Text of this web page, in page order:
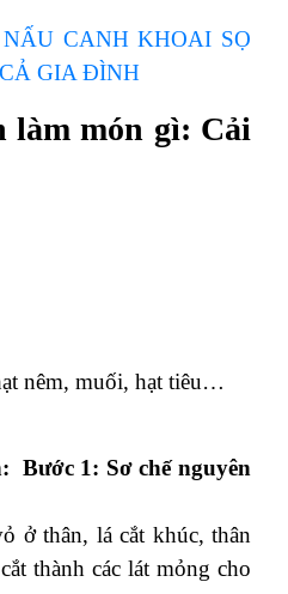
CANH KHOAI SỌ
GIA ĐÌNH
làm món gì: Cải
nêm, muối, hạt tiêu…
Bước 1: Sơ chế nguyên
ở thân, lá cắt khúc, thân
thành các lát mỏng cho